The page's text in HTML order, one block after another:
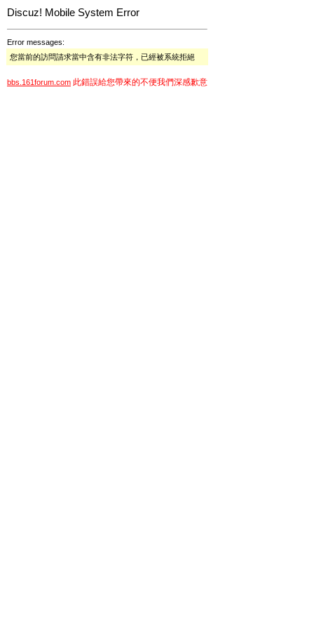
Discuz! Mobile System Error
Error messages:
您當前的訪問請求當中含有非法字符，已經被系統拒絕
bbs.161forum.com 此錯誤給您帶來的不便我們深感歉意